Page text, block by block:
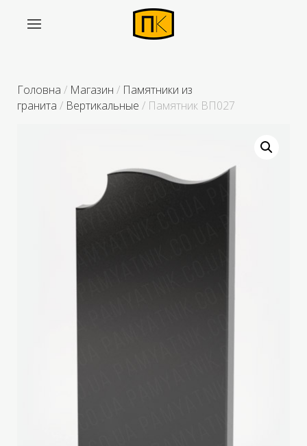
Головна / Магазин / Памятники из
гранита / Вертикальные / Памятник ВП027